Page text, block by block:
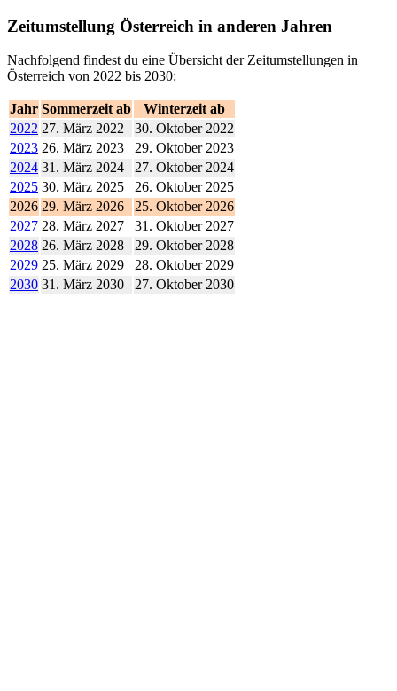
Zeitumstellung Österreich in anderen Jahren
Nachfolgend findest du eine Übersicht der Zeitumstellungen in
Österreich von 2022 bis 2030:
Jahr Sommerzeit ab
Winterzeit ab
2022 27. März 2022
30. Oktober 2022
2023 26. März 2023
29. Oktober 2023
2024 31. März 2024
27. Oktober 2024
2025 30. März 2025
26. Oktober 2025
2026 29. März 2026
25. Oktober 2026
2027 28. März 2027
31. Oktober 2027
2028 26. März 2028
29. Oktober 2028
2029 25. März 2029
28. Oktober 2029
2030 31. März 2030 27. Oktober 2030